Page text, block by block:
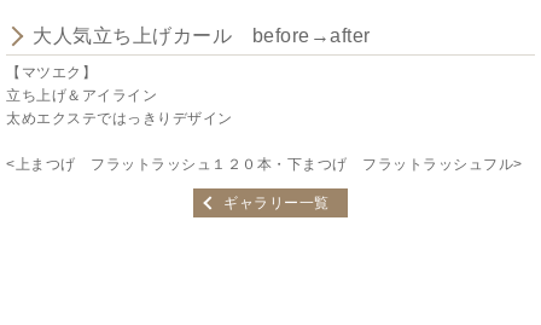
大人気立ち上げカール before→after
【マツエク】
立ち上げ＆アイライン
太めエクステではっきりデザイン
<上まつげ フラットラッシュ１２０本・下まつげ フラットラッシュフル>
ギャラリー一覧